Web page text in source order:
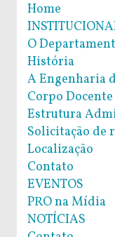
Home
O
História
A Engenharia
Corpo Docente
Estrutura
Solicitação de
Localização
Contato
EVENTOS
PRO na Mídia
NOTÍCIAS